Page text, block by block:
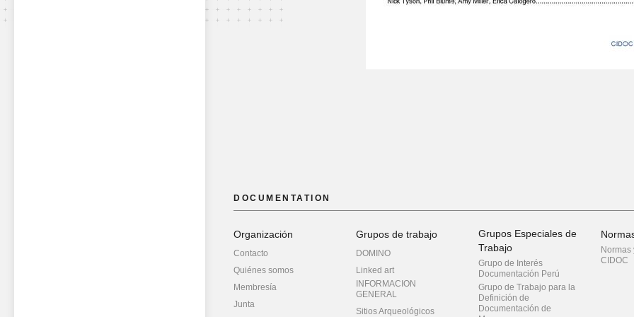
DOCUMENTATION
Organización
Contacto
Quiénes somos
Membresía
Junta
Grupos de trabajo
DOMINO
Linked art
INFORMACION
GENERAL
Sitios Arqueológicos
Grupos Especiales de
Trabajo
Grupo de Interés
Documentación Perú
Grupo de Trabajo para la
Definición de
Documentación de
Normas
CIDOC